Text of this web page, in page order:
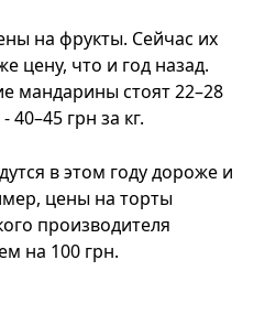
на фрукты. Сейчас их
цену, что и год назад.
мандарины стоят 22–28
40–45 грн за кг.
в этом году дороже и
цены на торты
производителя
на 100 грн.